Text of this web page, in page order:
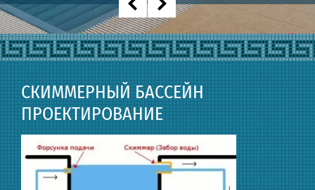
СКИММЕРНЫЙ БАССЕЙН
ПРОЕКТИРОВАНИЕ